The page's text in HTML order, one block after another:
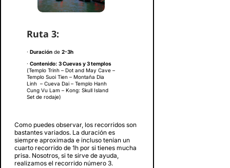
Ruta 3:
· Duración de 2-3h
· Contenido: 3 Cuevas y 3 templos
(Templo Trinh – Dot and May Cave –
Templo Suoi Tien – Montaña Dia
Linh – Cueva Dai – Templo Hanh
Cung Vu Lam – Kong: Skull Island
Set de rodaje)
Como puedes observar, los recorridos son
bastantes variados. La duración es
siempre aproximada e incluso tenían un
cuarto recorrido de 1h por si tienes mucha
prisa. Nosotros, si te sirve de ayuda,
realizamos el recorrido número 3.